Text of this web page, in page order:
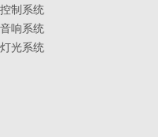
控制系统
音响系统
灯光系统